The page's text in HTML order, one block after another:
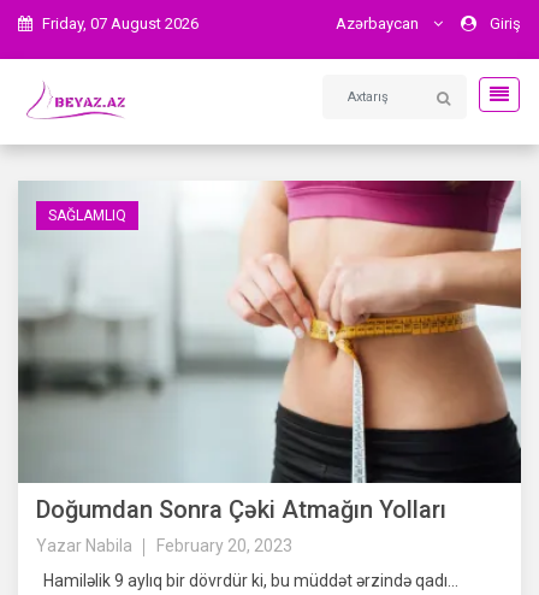
Friday, 07 August 2026 Azərbaycan Giriş
SAĞLAMLIQ
Doğumdan Sonra Çəki Atmağın Yolları
Yazar Nabila
February 20, 2023
Hamiləlik 9 aylıq bir dövrdür ki, bu müddət ərzində qadı...